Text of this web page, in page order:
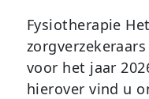
Fysiotherapie
voor het jaar
hierover vind u